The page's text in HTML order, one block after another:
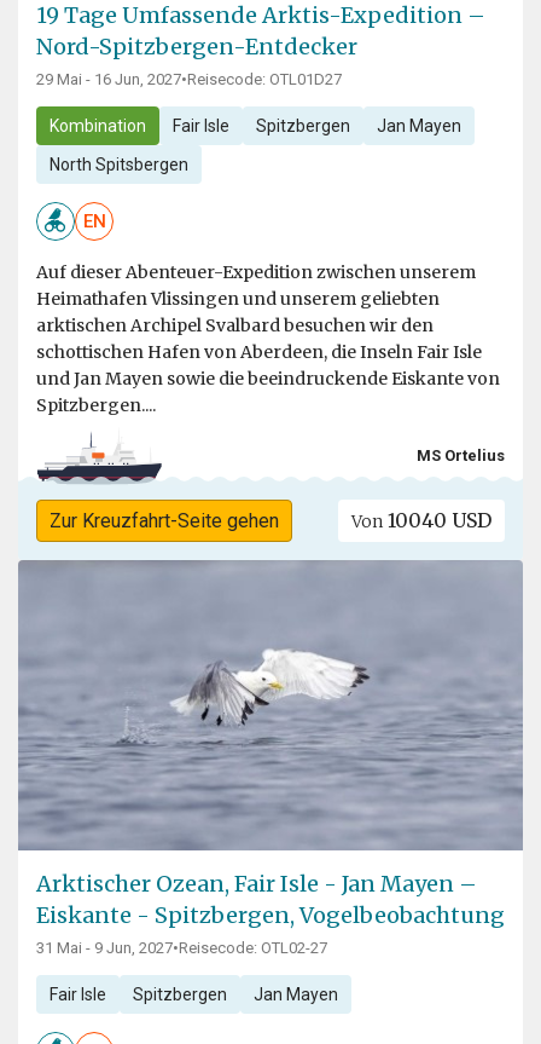
19 Tage Umfassende Arktis-Expedition –
Nord-Spitzbergen-Entdecker
29 Mai - 16 Jun, 2027•Reisecode: OTL01D27
Kombination Fair Isle Spitzbergen Jan Mayen
North Spitsbergen
EN
Auf dieser Abenteuer-Expedition zwischen unserem
Heimathafen Vlissingen und unserem geliebten
arktischen Archipel Svalbard besuchen wir den
schottischen Hafen von Aberdeen, die Inseln Fair Isle
und Jan Mayen sowie die beeindruckende Eiskante von
Spitzbergen....
MS Ortelius
Zur Kreuzfahrt-Seite gehen Von 10040 USD
Arktischer Ozean, Fair Isle - Jan Mayen –
Eiskante - Spitzbergen, Vogelbeobachtung
31 Mai - 9 Jun, 2027•Reisecode: OTL02-27
Fair Isle Spitzbergen Jan Mayen